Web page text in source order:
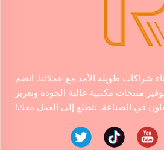
شراكات طويلة الأمد مع عملائنا. انضم
منتجات مكتبية عالية الجودة وتعزيز
في الصناعة. نتطلع إلى العمل معك!